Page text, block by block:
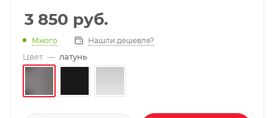
3 850 руб.
Много Нашли дешевле?
Цвет — латунь